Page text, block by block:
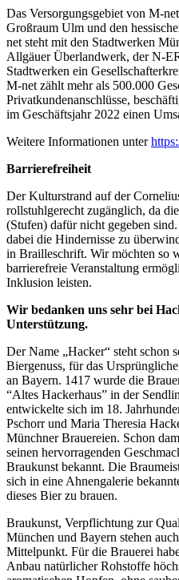
Das Versorgungsgebiet von M-
Großraum Ulm und den
net steht mit den Stadtwerken
Allgäuer Überlandwerk, der N-
Stadtwerken ein
M-net zählt mehr als 500.000
Privatkundenanschlüsse,
im Geschäftsjahr 2022 einen
Weitere Informationen unter
Barrierefreiheit
Der Kulturstrand auf der
rollstuhlgerecht zugänglich, da
(Stufen) dafür nicht gegeben
dabei die Hindernisse zu
in Brailleschrift. Wir möchten so
barrierefreie Veranstaltung
Inklusion leisten.
Wir bedanken uns sehr bei
Unterstützung.
Der Name „Hacker“ steht schon
Biergenuss, für das
an Bayern. 1417 wurde die
“Altes Hackerhaus” in der
entwickelte sich im 18.
Pschorr und Maria Theresia
Münchner Brauereien. Schon
seinen hervorragenden
Braukunst bekannt. Die
sich in eine Ahnengalerie
dieses Bier zu brauen.
Braukunst, Verpflichtung zur
München und Bayern stehen
Mittelpunkt. Für die Brauerei
Anbau natürlicher Rohstoffe